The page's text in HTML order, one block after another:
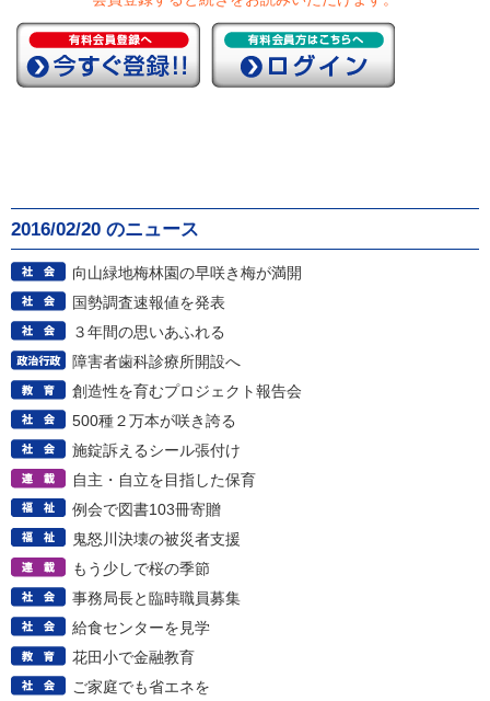
2016/02/20 のニュース
向山緑地梅林園の早咲き梅が満開
国勢調査速報値を発表
３年間の思いあふれる
障害者歯科診療所開設へ
創造性を育むプロジェクト報告会
500種２万本が咲き誇る
施錠訴えるシール張付け
自主・自立を目指した保育
例会で図書103冊寄贈
鬼怒川決壊の被災者支援
もう少しで桜の季節
事務局長と臨時職員募集
給食センターを見学
花田小で金融教育
ご家庭でも省エネを